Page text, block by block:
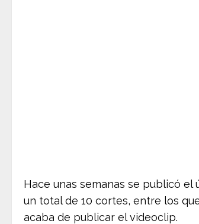
Hace unas semanas se publicó el
un total de 10 cortes, entre los
acaba de publicar el videoclip.